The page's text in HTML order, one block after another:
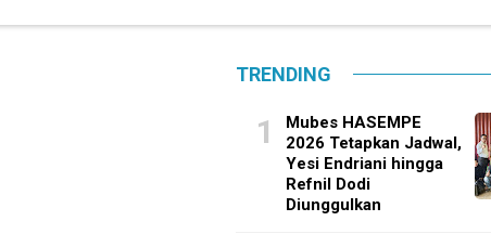
TRENDING
Mubes HASEMPE
2026 Tetapkan Jadwal,
Yesi Endriani hingga
Refnil Dodi
Diunggulkan